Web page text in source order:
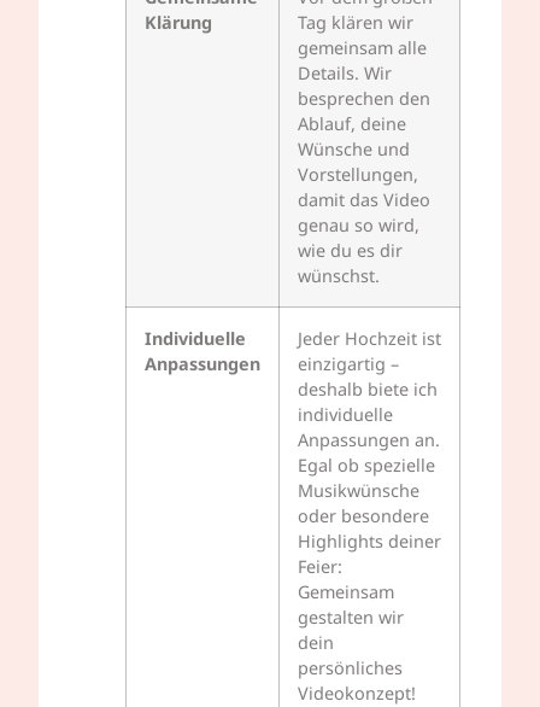
Klärung
Tag klären wir
gemeinsam alle
Details. Wir
besprechen den
Ablauf, deine
Wünsche und
Vorstellungen,
damit das Video
genau so wird,
wie du es dir
wünschst.
Individuelle
Anpassungen
Jeder Hochzeit ist
einzigartig –
deshalb biete ich
individuelle
Anpassungen an.
Egal ob spezielle
Musikwünsche
oder besondere
Highlights deiner
Feier:
Gemeinsam
gestalten wir
dein
persönliches
Videokonzept!